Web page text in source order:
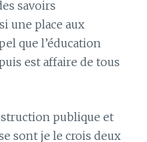
savoirs
une place aux
que l’éducation
est affaire de tous
publique et
sont je le crois deux